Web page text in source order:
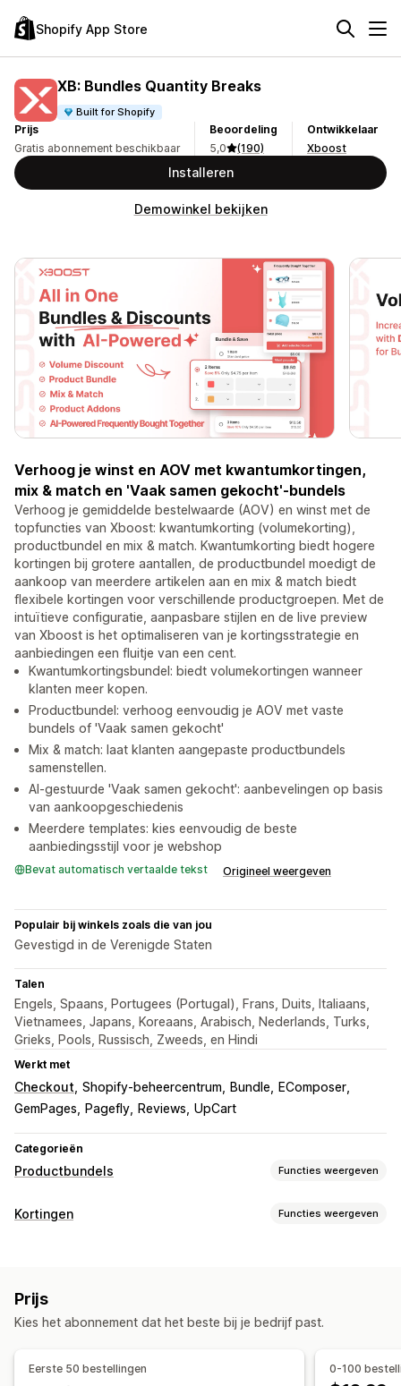
Shopify App Store
XB: Bundles Quantity Breaks
Built for Shopify
Prijs
Gratis abonnement beschikbaar
Beoordeling
5,0
(190)
Ontwikkelaar
Xboost
Installeren
Demowinkel bekijken
Verhoog je winst en AOV met kwantumkortingen,
mix & match en 'Vaak samen gekocht'-bundels
Verhoog je gemiddelde bestelwaarde (AOV) en winst met de
topfuncties van Xboost: kwantumkorting (volumekorting),
productbundel en mix & match. Kwantumkorting biedt hogere
kortingen bij grotere aantallen, de productbundel moedigt de
aankoop van meerdere artikelen aan en mix & match biedt
flexibele kortingen voor verschillende productgroepen. Met de
intuïtieve configuratie, aanpasbare stijlen en de live preview
van Xboost is het optimaliseren van je kortingsstrategie en
aanbiedingen een fluitje van een cent.
Kwantumkortingsbundel: biedt volumekortingen wanneer
klanten meer kopen.
Productbundel: verhoog eenvoudig je AOV met vaste
bundels of 'Vaak samen gekocht'
Mix & match: laat klanten aangepaste productbundels
samenstellen.
AI-gestuurde 'Vaak samen gekocht': aanbevelingen op basis
van aankoopgeschiedenis
Meerdere templates: kies eenvoudig de beste
aanbiedingsstijl voor je webshop
Bevat automatisch vertaalde tekst Origineel weergeven
Populair bij winkels zoals die van jou
Gevestigd in de Verenigde Staten
Talen
Engels, Spaans, Portugees (Portugal), Frans, Duits, Italiaans,
Vietnamees, Japans, Koreaans, Arabisch, Nederlands, Turks,
Grieks, Pools, Russisch, Zweeds, en Hindi
Werkt met
Checkout Shopify-beheercentrum Bundle
EComposer
GemPages
Pagefly Reviews UpCart
Categorieën
Productbundels Functies weergeven
Soorten bundels
Abonnementsboxen
Upsell-bundels Cross-sell-bundels
Vaak samen gekocht
Fysieke producten Bundels op maat
Kortingen Functies weergeven
Vaste prijzen
Kwantumkortingen
Forfaitaire kortingen
Abonnementen Productbundels
Tijdelijke aanbiedingen
Prijs
Kies het abonnement dat het beste bij je bedrijf past.
Eerste 50 bestellingen 0-100